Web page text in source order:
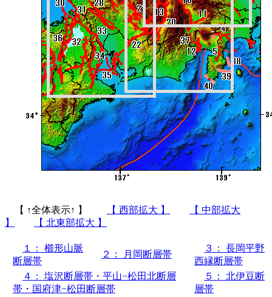
【 ↑全体表示↑ 】 【 西部拡大 】
【 中部拡大
】
【 北東部拡大 】
１： 櫛形山脈
断層帯
２： 月岡断層帯
３： 長岡平野
西縁断層帯
４： 塩沢断層帯・平山−松田北断層
帯・国府津−松田断層帯
５： 北伊豆断
層帯